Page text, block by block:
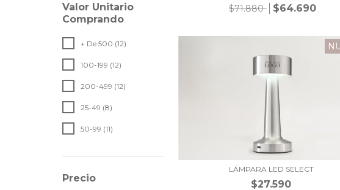
Valor Unitario
Comprando
+ De 500 (12)
100-199 (12)
200-499 (12)
25-49 (8)
50-99 (11)
Precio
$71.880 $64.690
LÁMPARA LED SELECT
$27.590